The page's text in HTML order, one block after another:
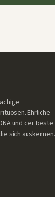
Ehrliche
und der beste
sich auskennen.